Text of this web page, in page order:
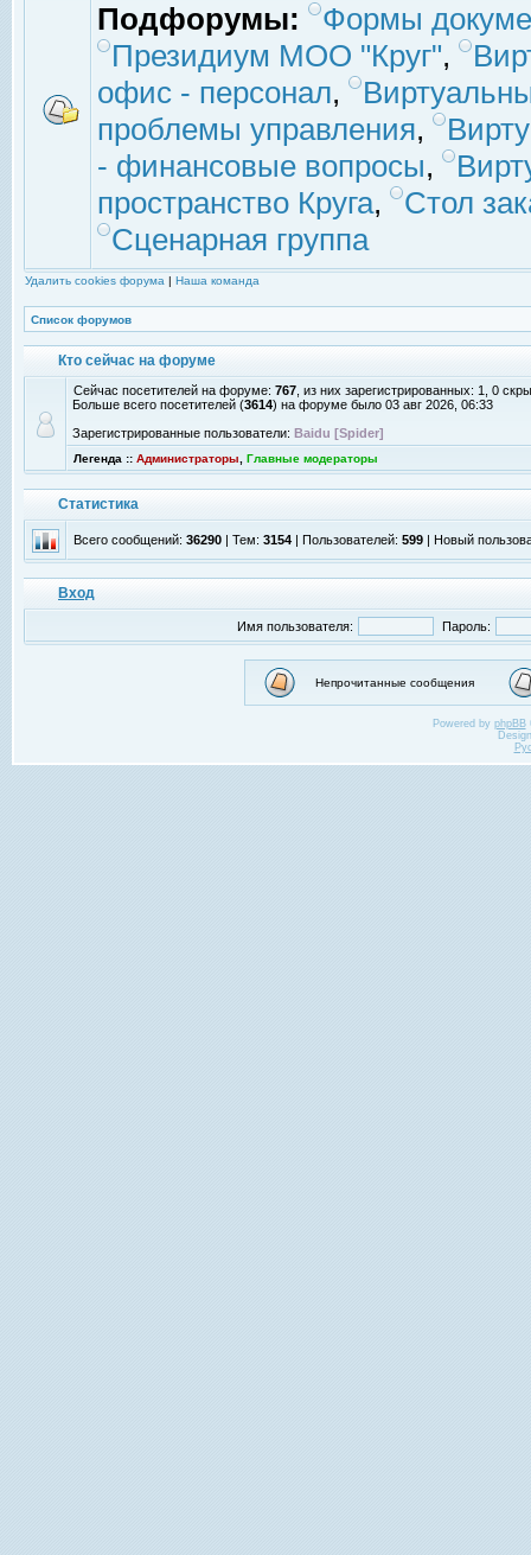
Подфорумы:
Формы
Президиум МОО "Круг",
офис - персонал,
проблемы управления,
- финансовые вопросы,
пространство Круга,
Стол
Сценарная группа
Удалить cookies форума | Наша команда
Список форумов
Кто сейчас на форуме
Сейчас посетителей на форуме: 767 , из них зарегистрированных: 1, 0
Больше всего посетителей (3614) на форуме было 03 авг 2026, 06:33
Зарегистрированные пользователи: Baidu [Spider]
Легенда :: Администраторы Главные модераторы
Статистика
Всего сообщений: 36290 | Тем: 3154 | Пользователей: 599 | Новый
Вход
Имя пользователя: Пароль:
Непрочитанные сообщения
Powered by phpBB